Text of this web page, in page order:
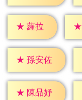
★ 蘿拉 ★
★ 孫安佐
★ 陳品妤